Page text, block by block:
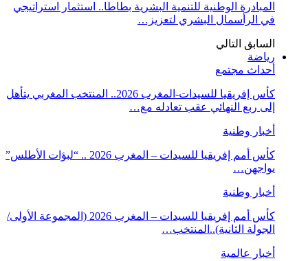
المبادرة الوطنية للتنمية البشرية بطاطا.. استثمار استراتيجي
في الرأسمال البشري لتعزيز…
السابق التالي
رياضة
أحداث مجتمع
كأس إفريقيا للسيدات-المغرب 2026.. المنتخب المغربي يتأهل
إلى ربع النهائي عقب تعادله مع…
أخبار وطنية
كأس أمم إفريقيا للسيدات – المغرب 2026 .. “لبؤات الأطلس”
يواجهن…
أخبار وطنية
كأس أمم إفريقيا للسيدات – المغرب 2026 (المجموعة الأولى/
الجولة الثانية)..المنتخب…
أخبار عالمية